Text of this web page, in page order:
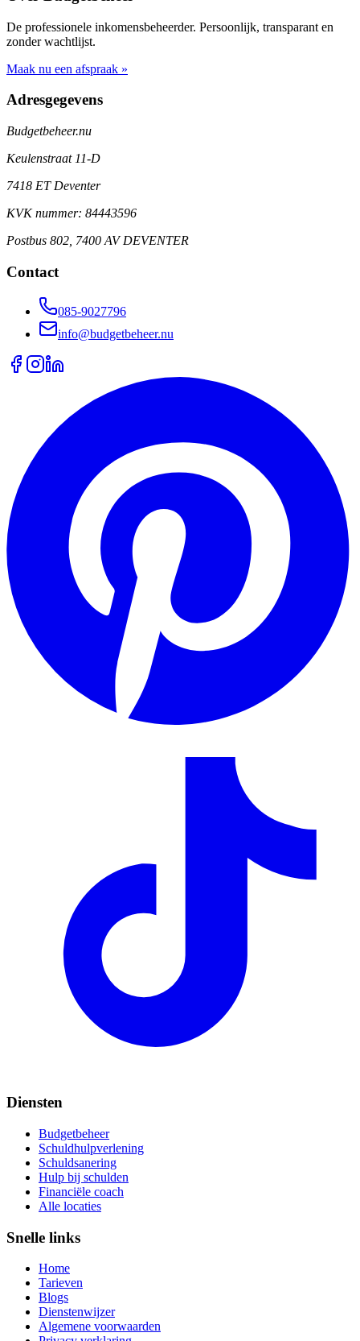
De professionele inkomensbeheerder. Persoonlijk, transparant en
zonder wachtlijst.
Maak nu een afspraak »
Adresgegevens
Budgetbeheer.nu
Keulenstraat 11-D
7418 ET Deventer
KVK nummer: 84443596
Postbus 802, 7400 AV DEVENTER
Contact
085-9027796
info@budgetbeheer.nu
Diensten
Budgetbeheer
Schuldhulpverlening
Schuldsanering
Hulp bij schulden
Financiële coach
Alle locaties
Snelle links
Home
Tarieven
Blogs
Dienstenwijzer
Algemene voorwaarden